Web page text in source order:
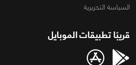
السياسة التحريرية
قريبًا تطبيقات الموبايل